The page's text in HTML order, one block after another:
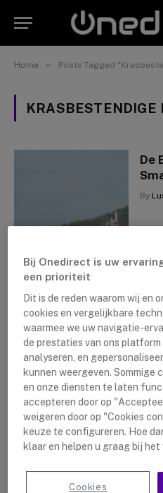
Home » Posts Tagged
KRASBESTENDIGE
De
By
Nieuwste artikelen
Logitech
Bij Onedirect is uw
een prioriteit
Dit is de reden waarom wij en
cookies en vergelijkbare
waarmee we uw navigatie-
de prestaties van ons platform
analyseren, en
kunnen weergeven. Sommige
en onze diensten te laten
accepteren door op
weigeren door op "Cookies
keuze te configureren. Hoe
klaar en helpen u graag bij
Cookies